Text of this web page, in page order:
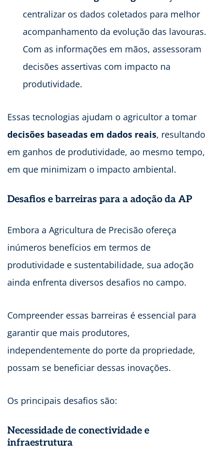
centralizar os dados coletados para melhor
acompanhamento da evolução das lavouras.
Com as informações em mãos, assessoram
decisões assertivas com impacto na
produtividade.
Essas tecnologias ajudam o agricultor a tomar
decisões baseadas em dados reais, resultando
em ganhos de produtividade, ao mesmo tempo,
em que minimizam o impacto ambiental.
Desafios e barreiras para a adoção da AP
Embora a Agricultura de Precisão ofereça
inúmeros benefícios em termos de
produtividade e sustentabilidade, sua adoção
ainda enfrenta diversos desafios no campo.
Compreender essas barreiras é essencial para
garantir que mais produtores,
independentemente do porte da propriedade,
possam se beneficiar dessas inovações.
Os principais desafios são:
Necessidade de conectividade e
infraestrutura